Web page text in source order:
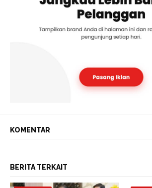
KOMENTAR
BERITA TERKAIT